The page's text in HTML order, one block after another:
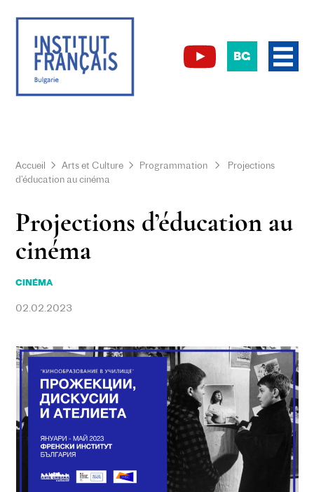
BG
Accueil Arts et Culture Programmation
Projections
d’éducation au cinéma
Projections d’éducation au
cinéma
CINÉMA
02.02.2023